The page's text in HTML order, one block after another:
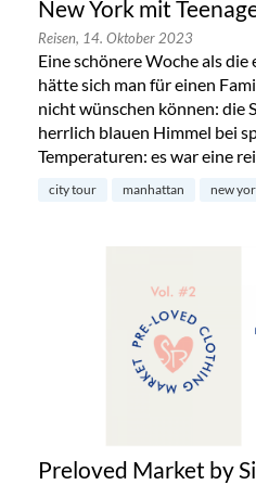
New York mit
Reisen, 14. Oktober 2023
Eine schönere Woche als
hätte sich man für einen
nicht wünschen können: die
herrlich blauen Himmel bei
Temperaturen: es war eine
city tour manhattan new
Preloved Market by